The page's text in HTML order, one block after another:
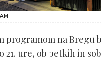
programom na Bregu
21. ure, ob petkih in